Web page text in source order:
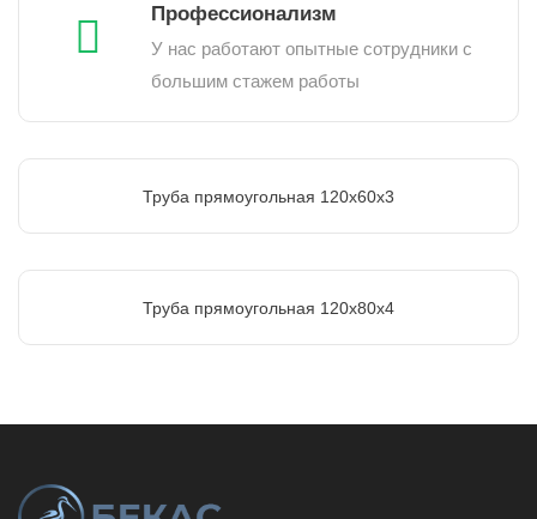
Профессионализм
У нас работают опытные сотрудники с
большим стажем работы
Труба прямоугольная 120х60х3
Труба прямоугольная 120х80х4